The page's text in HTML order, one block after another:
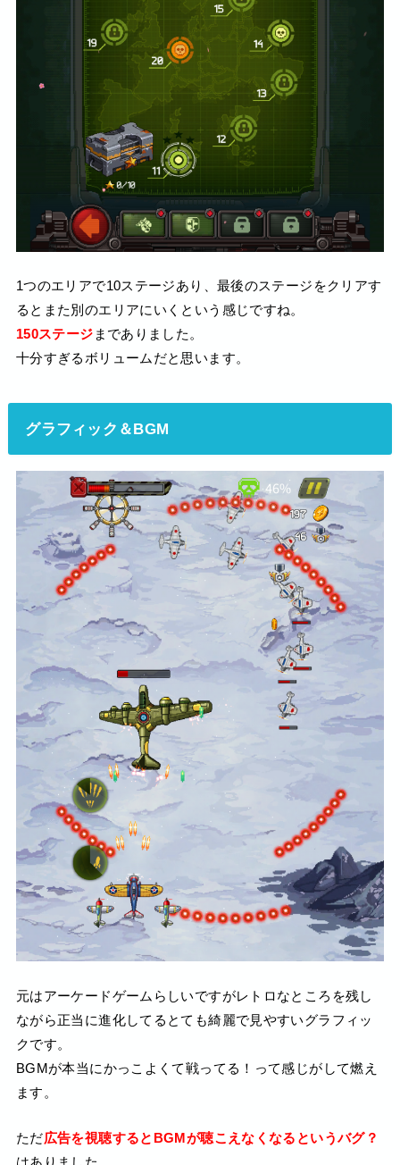
1つのエリアで10ステージあり、最後のステージをクリアす
るとまた別のエリアにいくという感じですね。
150ステージ までありました。
十分すぎるボリュームだと思います。
グラフィック＆BGM
元はアーケードゲームらしいですがレトロなところを残し
ながら正当に進化してるとても綺麗で見やすいグラフィッ
クです。
BGMが本当にかっこよくて戦ってる！って感じがして燃え
ます。
ただ広告を視聴するとBGMが聴こえなくなるというバグ？
はありました。